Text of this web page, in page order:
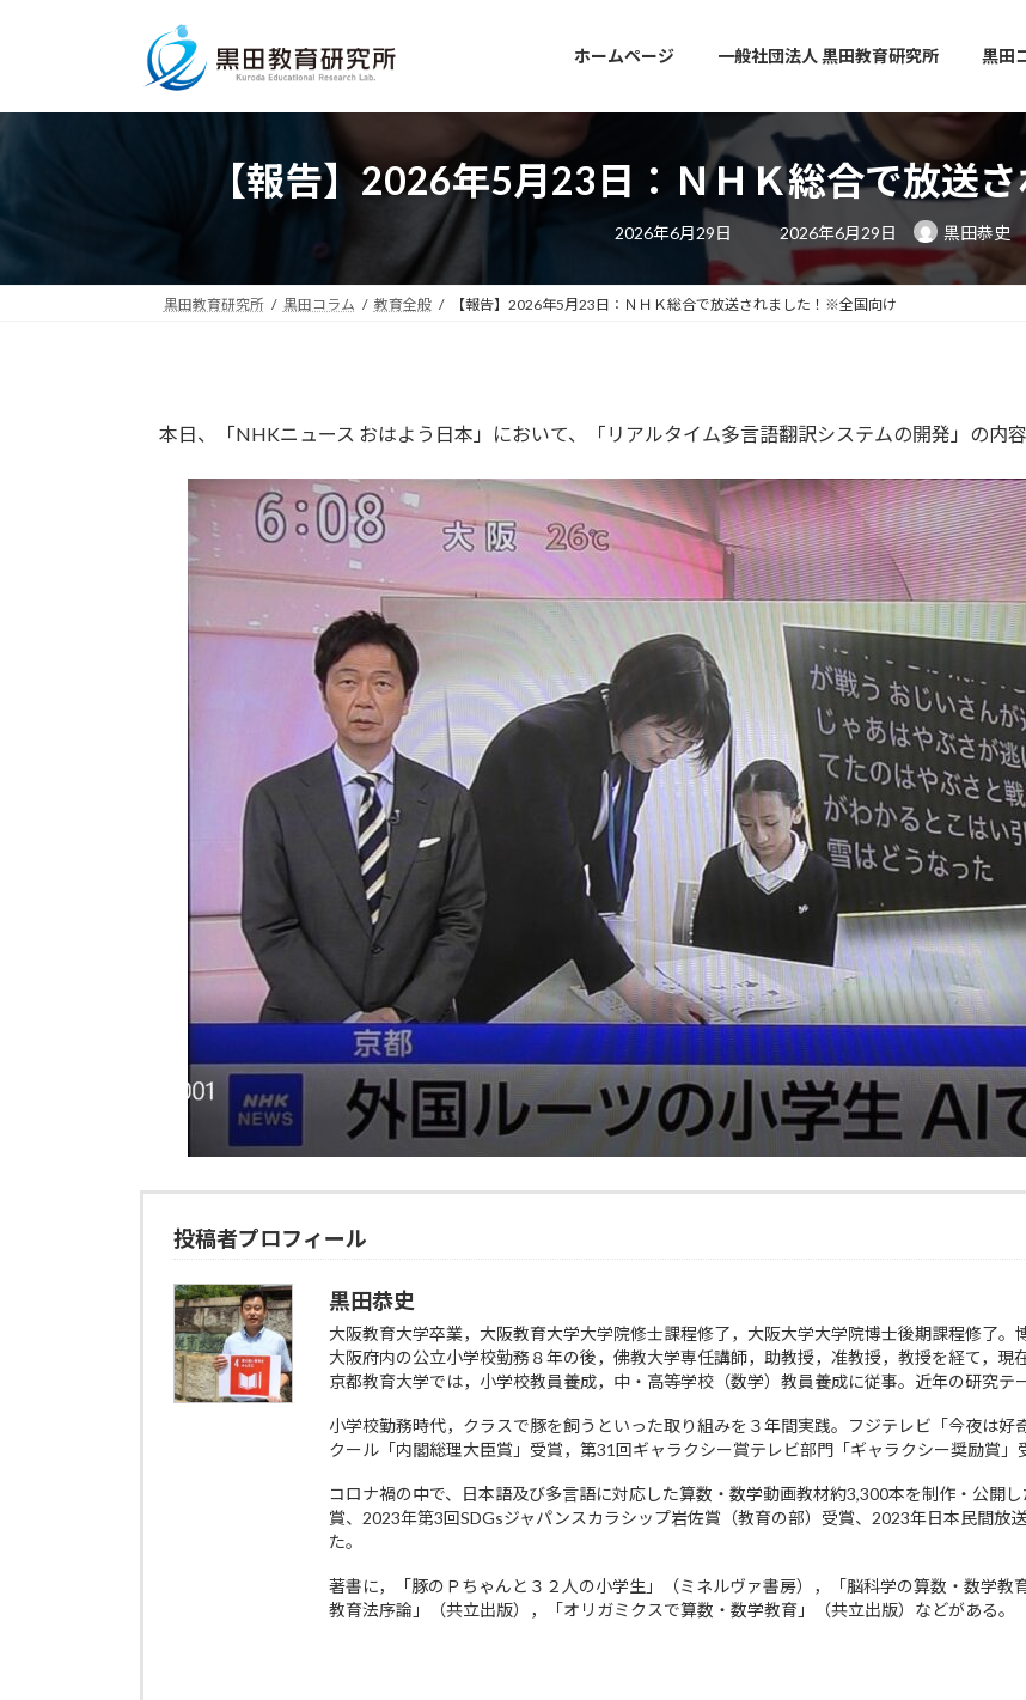
ホームページ 一般社団法人 黒田教育研究所 黒田
【報告】2026年5月23日：ＮＨＫ総合で放送
2026年6月29日
最
終
更
新
日
時
2026年6月29日 黒田恭史
黒田教育研究所 黒田コラム 教育全般 【報告】2026年5月23日：ＮＨＫ総合で放送されました！※全国向け
本日、「NHKニュース おはよう日本」において、「リアルタイム多言語翻訳システムの開発」の内容
投稿者プロフィール
黒田恭史
大阪教育大学卒業，大阪教育大学大学院修士課程修了，大阪大学大学院博士後期課程修了。
大阪府内の公立小学校勤務８年の後，佛教大学専任講師，助教授，准教授，教授を経て，現
京都教育大学では，小学校教員養成，中・高等学校（数学）教員養成に従事。近年の研究テ
小学校勤務時代，クラスで豚を飼うといった取り組みを３年間実践。フジテレビ「今夜は
クール「内閣総理大臣賞」受賞，第31回ギャラクシー賞テレビ部門「ギャラクシー奨励賞」
コロナ禍の中で、日本語及び多言語に対応した算数・数学動画教材約3,300本を制作・公開
賞、2023年第3回SDGsジャパンスカラシップ岩佐賞（教育の部）受賞、2023年日本民間放
た。
著書に，「豚のＰちゃんと３２人の小学生」（ミネルヴァ書房），「脳科学の算数・数学
教育法序論」（共立出版），「オリガミクスで算数・数学教育」（共立出版）などがある。